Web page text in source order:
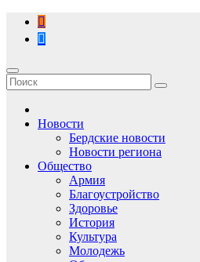
Перейти
содержимому
Новости
Бердские новости
Новости региона
Общество
Армия
Благоустройство
Здоровье
История
Культура
Молодежь